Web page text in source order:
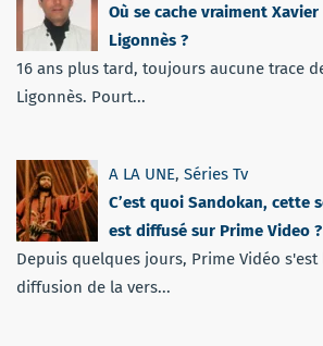
Où se cache vraiment
Ligonnès ?
16 ans plus tard, toujours aucune trace
Ligonnès. Pourt...
A LA UNE, Séries Tv
C’est quoi Sandokan, cette
est diffusé sur Prime Video ?
Depuis quelques jours, Prime Vidéo s'est
diffusion de la vers...